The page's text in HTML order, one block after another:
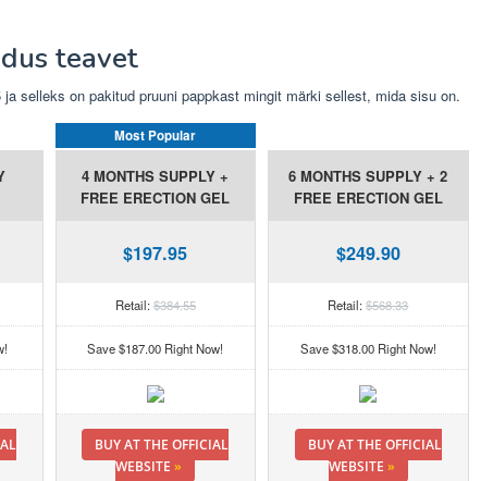
teavet
selleks on pakitud pruuni pappkast mingit märki sellest, mida sisu on.
Most Popular
4 MONTHS SUPPLY +
FREE ERECTION GEL
$197.95
Retail:$384.55
Save $187.00 Right Now!
BUY AT THE OFFICIAL
WEBSITE»
6 MONTHS SUPPLY + 2
FREE ERECTION GEL
$249.90
Retail:$568.33
Save $318.00 Right Now!
BUY AT THE OFFICIAL
WEBSITE »